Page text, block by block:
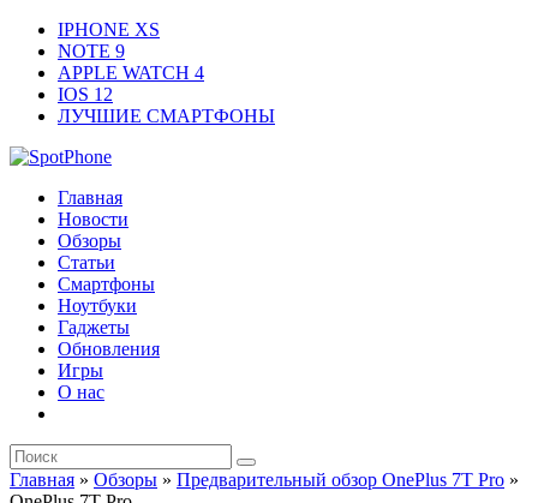
IPHONE XS
NOTE 9
APPLE WATCH 4
IOS 12
ЛУЧШИЕ СМАРТФОНЫ
Главная
Новости
Обзоры
Статьи
Смартфоны
Ноутбуки
Гаджеты
Обновления
Игры
О нас
Главная » Обзоры » Предварительный обзор OnePlus 7T Pro »